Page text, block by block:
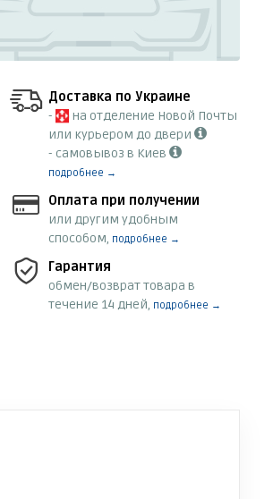
Доставка по Украине
-
на отделение Новой Почты
или курьером до двери
- самовывоз в Киев
подробнее →
Оплата при получении
или другим удобным
способом, подробнее →
Гарантия
обмен/возврат товара в
течение 14 дней, подробнее →